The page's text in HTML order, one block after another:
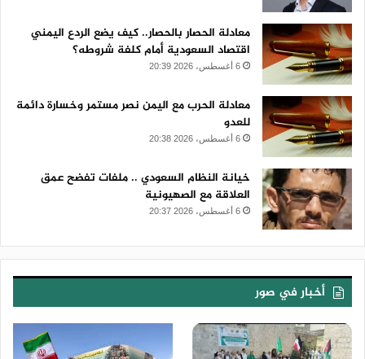
معادلة الحصار بالحصار.. كيف يضع الردع اليمني
اقتصاد السعودية أمام كلفة شروطه؟
6 أغسطس، 2026 20:39
معادلة الحرب مع اليمن نصر مستمر وخسارة دائمة
للعدو
6 أغسطس، 2026 20:38
خيانة النظام السعودي .. ملفات تفضح عمق
العلاقة مع الصهيونية
6 أغسطس، 2026 20:37
أخبار في صور